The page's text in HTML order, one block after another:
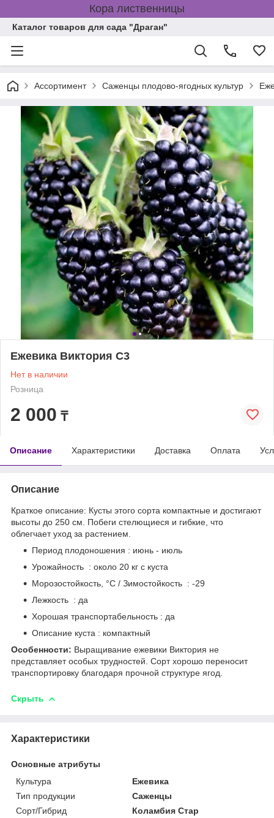
Кора лиственницы
Каталог товаров для сада "Драган"
Ассортимент Саженцы плодово-ягодных культур
Ежевика Виктория С3
Нет в наличии
Розница
2 000 ₸
Описание Характеристики Доставка Оплата
Описание
Краткое описание: Кусты этого сорта компактные и достигают
высоты до 250 см. Побеги стелющиеся и гибкие, что
облегчает уход за растением.
Период плодоношения : июнь - июль
Урожайность : около 20 кг с куста
Морозостойкость, °C / Зимостойкость : -29
Лежкость : да
Хорошая транспортабельность : да
Описание куста : компактный
Особенности: Выращивание ежевики Виктория не
представляет особых трудностей. Сорт хорошо переносит
транспортировку благодаря прочной структуре ягод.
Скрыть
Характеристики
Основные атрибуты
Культура
Ежевика
Тип продукции
Саженцы
Сорт/Гибрид
Коламбия Стар